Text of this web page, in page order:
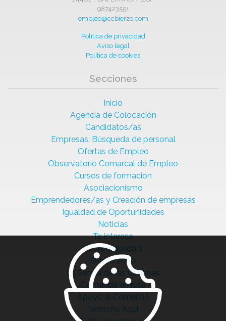
987423551
empleo@ccbierzo.com
Política de privacidad
Aviso legal
Política de cookies
Secciones
Inicio
Agencia de Colocación
Candidatos/as
Empresas: Búsqueda de personal
Ofertas de Empleo
Observatorio Comarcal de Empleo
Cursos de formación
Asociacionismo
Emprendedores/as y Creación de empresas
Igualdad de Oportunidades
Noticias
Te interesa
Ciberseguridad
Bierzo 2030
La Senda de las Cantinas
Comanda en ruta
Apoyo al Comercio
Territorio Azul